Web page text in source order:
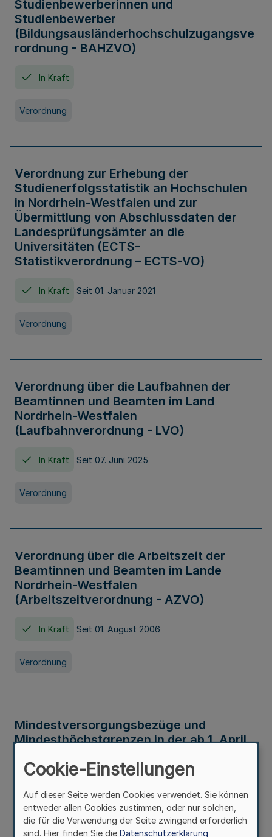
Studienbewerberinnen und
Studienbewerber
(Bildungsausländerhochschulzugangsve
rordnung - BAHZVO)
In Kraft
Verordnung
Verordnung zur Erhebung der
Studienerfolgsstatistik an Hochschulen
in Nordrhein-Westfalen und zur
Übermittlung von Abschlussdaten der
Landesprüfungsämter an die
Universitäten (ECTS-
Statistikverordnung – ECTS-VO)
In Kraft Seit 01. Januar 2021
Verordnung
Verordnung über die Laufbahnen der
Beamtinnen und Beamten im Land
Nordrhein-Westfalen
(Laufbahnverordnung - LVO)
In Kraft Seit 07. Juni 2025
Verordnung
Verordnung über die Arbeitszeit der
Beamtinnen und Beamten im Lande
Nordrhein-Westfalen
(Arbeitszeitverordnung - AZVO)
In Kraft Seit 01. August 2006
Verordnung
Mindestversorgungsbezüge und
Mindesthöchstgrenzen in der ab 1. April
Verwaltungsvorschrift
Cookie-Einstellungen
Auf dieser Seite werden Cookies verwendet. Sie können
entweder allen Cookies zustimmen, oder nur solchen,
die für die Verwendung der Seite zwingend erforderlich
sind. Hier finden Sie die Datenschutzerklärung